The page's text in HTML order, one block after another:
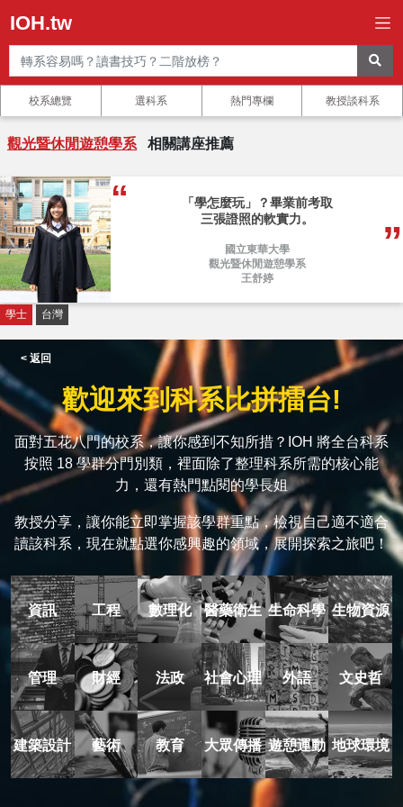
IOH.tw
校系總覽 選科系 熱門專欄 教授談科系
觀光暨休閒遊憩學系 相關講座推薦
「學怎麼玩」？畢業前考取
三張證照的軟實力。
國立東華大學
觀光暨休閒遊憩學系
王舒婷
學士 台灣
< 返回
歡迎來到科系比拼擂台!
面對五花八門的校系，讓你感到不知所措？IOH 將全台科系
按照 18 學群分門別類，裡面除了整理科系所需的核心能
力，還有熱門點閱的學長姐
教授分享，讓你能立即掌握該學群重點，檢視自己適不適合
讀該科系，現在就點選你感興趣的領域，展開探索之旅吧！
資訊 工程 數理化 醫藥衛生 生命科學 生物資源
管理 財經 法政 社會心理 外語 文史哲
建築設計 藝術 教育 大眾傳播 遊憩運動 地球環境